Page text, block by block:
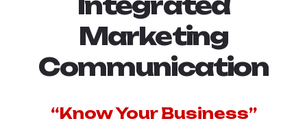
Marketing
Communication
“Know Your Business”